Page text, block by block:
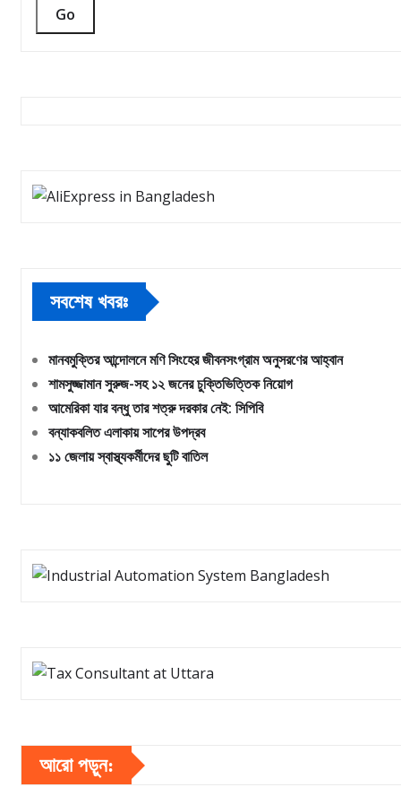
Go
সবশেষ খবরঃ
মানবমুক্তির আন্দোলনে মণি সিংহের জীবনসংগ্রাম অনুসরণের আহ্বান
শামসুজ্জামান সুরুজ-সহ ১২ জনের চুক্তিভিত্তিক নিয়োগ
আমেরিকা যার বন্ধু তার শত্রু দরকার নেই: সিপিবি
বন্যাকবলিত এলাকায় সাপের উপদ্রব
১১ জেলায় স্বাস্থ্যকর্মীদের ছুটি বাতিল
আরো পড়ুন: